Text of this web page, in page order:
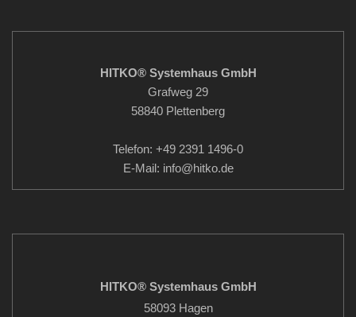
HITKO® Systemhaus GmbH
Grafweg 29
58840 Plettenberg
Telefon: +49 2391 1496-0
E-Mail: info@hitko.de
HITKO® Systemhaus GmbH
58093 Hagen